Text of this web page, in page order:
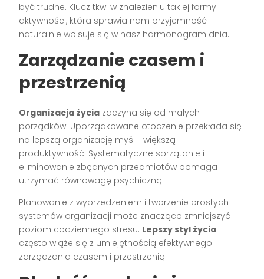
być trudne. Klucz tkwi w znalezieniu takiej formy
aktywności, która sprawia nam przyjemność i
naturalnie wpisuje się w nasz harmonogram dnia.
Zarządzanie czasem i
przestrzenią
Organizacja życia zaczyna się od małych
porządków. Uporządkowane otoczenie przekłada się
na lepszą organizację myśli i większą
produktywność. Systematyczne sprzątanie i
eliminowanie zbędnych przedmiotów pomaga
utrzymać równowagę psychiczną.
Planowanie z wyprzedzeniem i tworzenie prostych
systemów organizacji może znacząco zmniejszyć
poziom codziennego stresu. Lepszy styl życia
często wiąże się z umiejętnością efektywnego
zarządzania czasem i przestrzenią.